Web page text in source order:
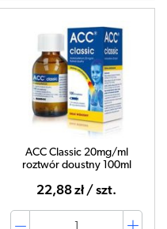
ACC Classic 20mg/ml
roztwór doustny 100ml
22,88 zł / szt.